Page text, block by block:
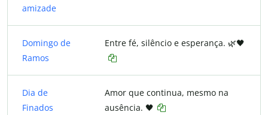
amizade
Domingo de
Ramos
Entre fé, silêncio e esperança. 🌿🖤
Dia de
Finados
Amor que continua, mesmo na
ausência. 🖤